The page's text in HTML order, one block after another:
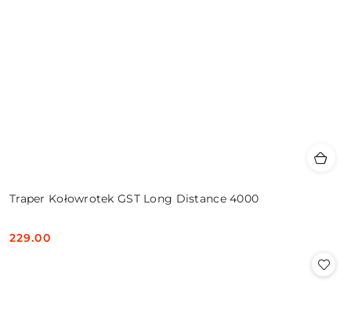
Traper Kołowrotek GST Long Distance 4000
Cena:
229.00